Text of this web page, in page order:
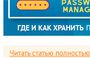
Читать статью полностью